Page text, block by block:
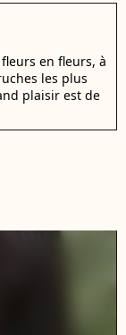
en fleurs, à
les plus
plaisir est de